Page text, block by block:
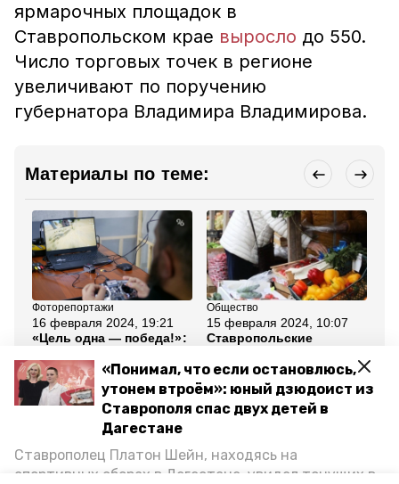
«Понимал, что если остановлюсь,
утонем втроём»: юный дзюдоист из
Ставрополя спас двух детей в
Дагестане
Ставрополец Платон Шейн, находясь на
спортивных сборах в Дегестане, увидел тонущих в
ярмарочных площадок в
Ставропольском крае выросло до 550.
Число торговых точек в регионе
увеличивают по поручению
губернатора Владимира Владимирова.
Материалы по теме:
Фоторепортажи
16 февраля 2024, 19:21
«Цель одна — победа!»:
вторая выставка
продукции для СВО
Общество
15 февраля 2024, 10:07
Ставропольские
представят продукцию
на ярмарке в Пятигорске
Все новости
ставропольский край продукция